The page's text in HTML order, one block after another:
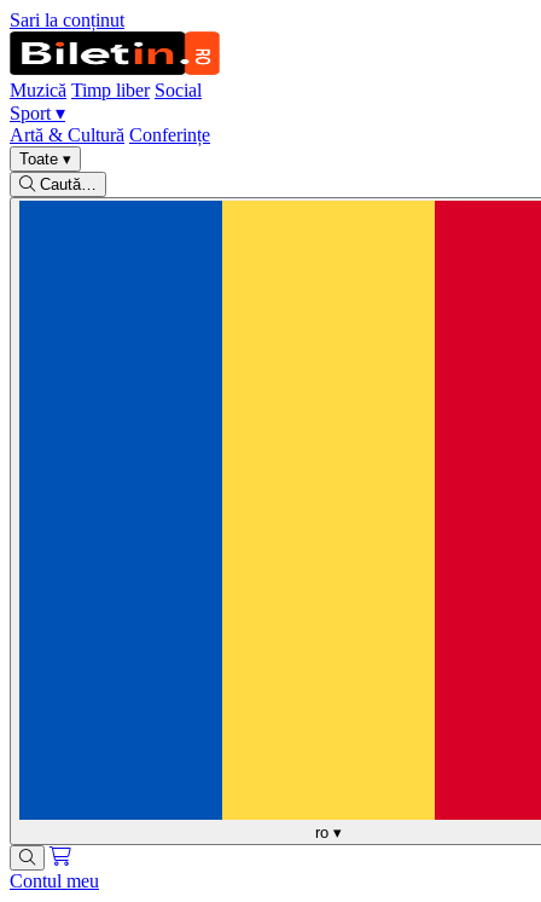
Sari la conținut
Muzică Timp liber Social
Sport ▾
Artă & Cultură Conferințe
Toate ▾
Caută…
ro ▾
Contul meu